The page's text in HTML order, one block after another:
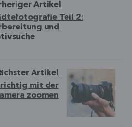
Artikel
Teil 2:
und
Artikel
richtig mit der
zoomen